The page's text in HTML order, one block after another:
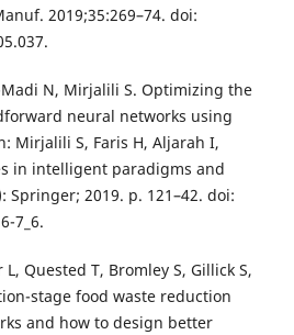
2019;35:269–74. doi:
N, Mirjalili S. Optimizing the
neural networks using
Mirjalili S, Faris H, Aljarah I,
in intelligent paradigms and
Springer; 2019. p. 121–42. doi:
7_6.
Quested T, Bromley S, Gillick S,
stage food waste reduction
and how to design better